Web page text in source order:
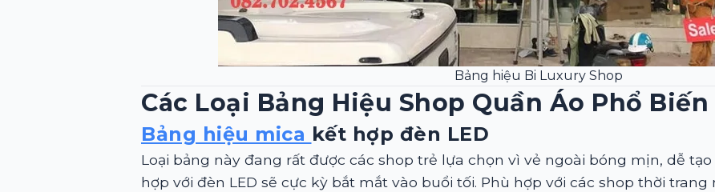
Bảng hiệu Bi Luxury Shop
Các Loại Bảng Hiệu Shop Quần Áo Phổ
Bảng hiệu mica kết hợp đèn LED
Loại bảng này đang rất được các shop trẻ lựa chọn vì vẻ ngoài bóng mịn, dễ
hợp với đèn LED sẽ cực kỳ bắt mắt vào buổi tối. Phù hợp với các shop thời trang